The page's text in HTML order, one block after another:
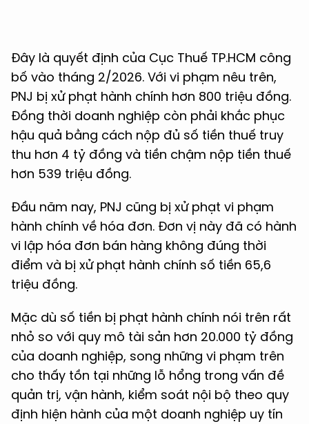
Đây là quyết định của Cục Thuế TP.HCM công
bố vào tháng 2/2026. Với vi phạm nêu trên,
PNJ bị xử phạt hành chính hơn 800 triệu đồng.
Đồng thời doanh nghiệp còn phải khắc phục
hậu quả bằng cách nộp đủ số tiền thuế truy
thu hơn 4 tỷ đồng và tiền chậm nộp tiền thuế
hơn 539 triệu đồng.
Đầu năm nay, PNJ cũng bị xử phạt vi phạm
hành chính về hóa đơn. Đơn vị này đã có hành
vi lập hóa đơn bán hàng không đúng thời
điểm và bị xử phạt hành chính số tiền 65,6
triệu đồng.
Mặc dù số tiền bị phạt hành chính nói trên rất
nhỏ so với quy mô tài sản hơn 20.000 tỷ đồng
của doanh nghiệp, song những vi phạm trên
cho thấy tồn tại những lỗ hổng trong vấn đề
quản trị, vận hành, kiểm soát nội bộ theo quy
định hiện hành của một doanh nghiệp uy tín